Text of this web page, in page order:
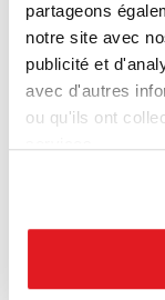
partageons
notre site avec
publicité et
avec d'autres
ou qu'ils ont
La collection
modulaire. Les
longueurs. En
de liaison, il est
spectaculaires :
Matériaux et
Lapalma utilise des